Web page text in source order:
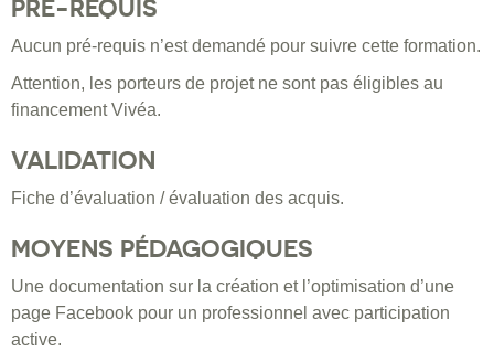
PRÉ-REQUIS
Aucun pré-requis n’est demandé pour suivre cette formation.
Attention, les porteurs de projet ne sont pas éligibles au
financement Vivéa.
VALIDATION
Fiche d’évaluation / évaluation des acquis.
MOYENS PÉDAGOGIQUES
Une documentation sur la création et l’optimisation d’une
page Facebook pour un professionnel avec participation
active.